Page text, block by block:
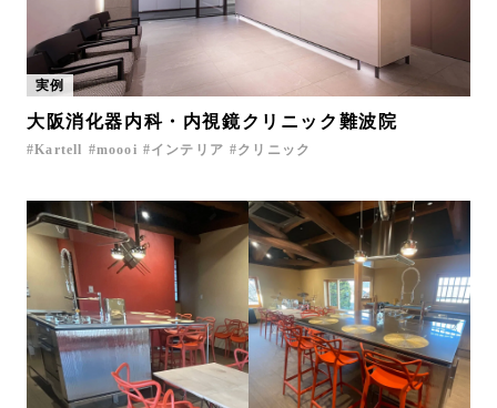
実例
大阪消化器内科・内視鏡クリニック難波院
Kartell moooi インテリア クリニック